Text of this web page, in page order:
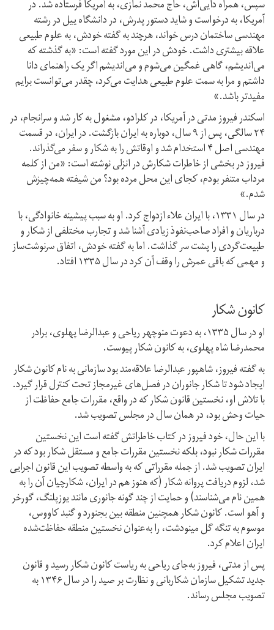
سپس، همراه دایی‌اش، حاج‌ محمد نمازی، به آمریکا فرستاده شد. در
آمریکا، به درخواست و شاید دستور پدرش، در دانشگاه ییل در رشته
مهندسی ساختمان درس خواند، هرچند به گفته خودش، به علوم طبیعی
علاقه بیشتری داشت. خودش در این مورد گفته است: «به گذشته که
می‌اندیشم، گاهی غمگین می‌شوم و می‌اندیشم اگر یک راهنمای دانا
داشتم و مرا به سمت علوم طبیعی هدایت می‌کرد، چقدر می‌توانست برایم
مفیدتر باشد.»
اسکندر فیروز مدتی در آمریکا، در کلرادو، مشغول به کار شد و سرانجام، در
۲۴ سالگی، پس از ۹ سال، دوباره به ایران بازگشت. در ایران، در قسمت
مهندسی اصل ۴ استخدام شد و اوقاتش را به شکار و سفر می‌گذراند.
فیروز در بخشی از خاطرات شکارش در انزلی نوشته است: «من از کلمه
مرداب متنفر بودم، کجای این محل مرده بود؟ من شیفته همه‌چیزش
شدم.»
در سال ۱۳۳۱، با ایران علاء ازدواج کرد. او به سبب پیشینه خانوادگی، با
درباریان و افراد صاحب‌نفوذ زیادی آشنا شد و تجارب مختلفی از شکار و
طبیعت‌گردی را پشت سر گذاشت. اما به گفته خودش، اتفاق سرنوشت‌ساز
و مهمی که باقی عمرش را وقف آن کرد در سال ۱۳۳۵ افتاد.
کانون شکار
او در سال ۱۳۳۵، به دعوت منوچهر ریاحی و عبدالرضا پهلوی، برادر
محمدرضا شاه پهلوی، به کانون شکار پیوست.
به گفته فیروز، شاهپور عبدالرضا علاقه‌مند بود سازمانی به نام کانون شکار
ایجاد شود تا شکار جانوران در فصل‌های غیر‌مجاز تحت کنترل قرار گیرد.
با تلاش او، نخستین قانون شکار که در واقع، مقررات جامع حفاظت از
حیات‌ وحش بود، در همان سال در مجلس تصویب شد.
با این حال، خود فیروز در کتاب خاطراتش گفته است این نخستین
مقررات شکار نبود، بلکه نخستین مقررات جامع و مستقل شکار بود که در
ایران تصویب شد. از جمله مقرراتی که به واسطه تصویب این قانون اجرایی
شد، لزوم دریافت پروانه شکار (که هنوز هم در ایران، شکارچیان آن را به
همین نام می‌شناسند) و حمایت از چند گونه جانوری مانند یوزپلنگ، گورخر
و آهو است. کانون شکار همچنین منطقه بین بجنورد و گنبد کاووس،
موسوم به تنگه گل مینودشت، را به‌عنوان نخستین منطقه حفاظت‌شده
ایران اعلام کرد.
پس از مدتی، فیروز به‌جای ریاحی به ریاست کانون شکار رسید و قانون
جدید تشکیل سازمان شکاربانی و نظارت بر صید را در سال ۱۳۴۶ به
تصویب مجلس رساند.